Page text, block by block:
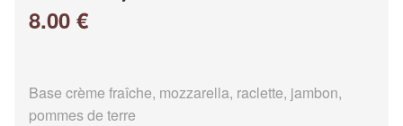
8.00 €
Base crème fraîche, mozzarella, raclette, jambon,
pommes de terre